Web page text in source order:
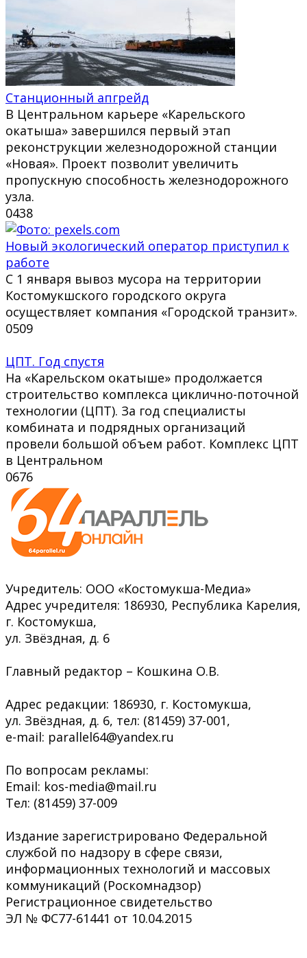
Станционный апгрейд
В Центральном карьере «Карельского
окатыша» завершился первый этап
реконструкции железнодорожной станции
«Новая». Проект позволит увеличить
пропускную способность железнодорожного
узла.
0438
Новый экологический оператор приступил к
работе
С 1 января вывоз мусора на территории
Костомукшского городского округа
осуществляет компания «Городской транзит».
0509
ЦПТ. Год спустя
На «Карельском окатыше» продолжается
строительство комплекса циклично-поточной
технологии (ЦПТ). За год специалисты
комбината и подрядных организаций
провели большой объем работ. Комплекс ЦПТ
в Центральном
0676
Учредитель: ООО «Костомукша-Медиа»
Адрес учредителя: 186930, Республика Карелия,
г. Костомукша,
ул. Звёздная, д. 6
Главный редактор – Кошкина О.В.
Адрес редакции: 186930, г. Костомукша,
ул. Звёздная, д. 6, тел: (81459) 37-001,
e-mail: parallel64@yandex.ru
По вопросам рекламы:
Email: kos-media@mail.ru
Тел: (81459) 37-009
Издание зарегистрировано Федеральной
службой по надзору в сфере связи,
информационных технологий и массовых
коммуникаций (Роскомнадзор)
Регистрационное свидетельство
ЭЛ № ФС77-61441 от 10.04.2015